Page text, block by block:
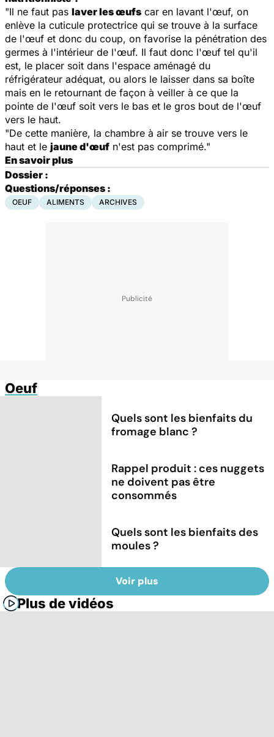
"Il ne faut pas laver les œufs car en lavant l'œuf, on
enlève la cuticule protectrice qui se trouve à la surface
de l'œuf et donc du coup, on favorise la pénétration des
germes à l'intérieur de l'œuf. Il faut donc l'œuf tel qu'il
est, le placer soit dans l'espace aménagé du
réfrigérateur adéquat, ou alors le laisser dans sa boîte
mais en le retournant de façon à veiller à ce que la
pointe de l'œuf soit vers le bas et le gros bout de l'œuf
vers le haut.
"De cette manière, la chambre à air se trouve vers le
haut et le jaune d'œuf n'est pas comprimé."
En savoir plus
Dossier :
Questions/réponses :
OEUF ALIMENTS ARCHIVES
Oeuf
Quels sont les bienfaits du
fromage blanc ?
Rappel produit : ces nuggets
ne doivent pas être
consommés
Quels sont les bienfaits des
moules ?
Voir plus
Plus de vidéos